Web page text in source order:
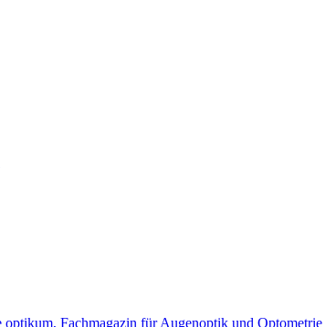
optikum, Fachmagazin für Augenoptik und Optometrie